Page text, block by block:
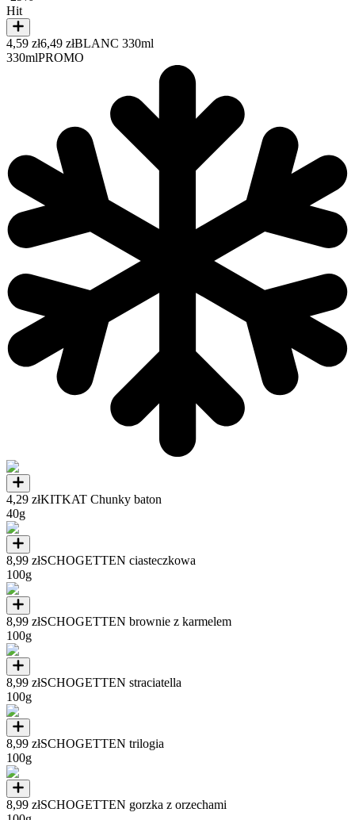
Hit
4,59 zł6,49 złBLANC 330ml
330mlPROMO
4,29 złKITKAT Chunky baton
40g
8,99 złSCHOGETTEN ciasteczkowa
100g
8,99 złSCHOGETTEN brownie z karmelem
100g
8,99 złSCHOGETTEN straciatella
100g
8,99 złSCHOGETTEN trilogia
100g
8,99 złSCHOGETTEN gorzka z orzechami